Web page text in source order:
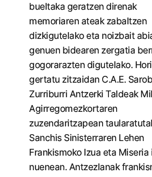
bueltaka geratzen direnak
memoriaren ateak zabaltzen
dizkigutelako eta noizbait
genuen bidearen zergatia
gogorarazten digutelako.
gertatu zitzaidan C.A.E.
Zurriburri Antzerki Taldeak
Agirregomezkortaren
zuzendaritzapean
Sanchis Sinisterraren Lehen
Frankismoko Izua eta Miseria
nuenean. Antzezlanak